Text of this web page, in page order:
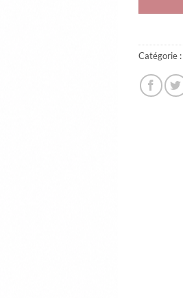
Catégorie :